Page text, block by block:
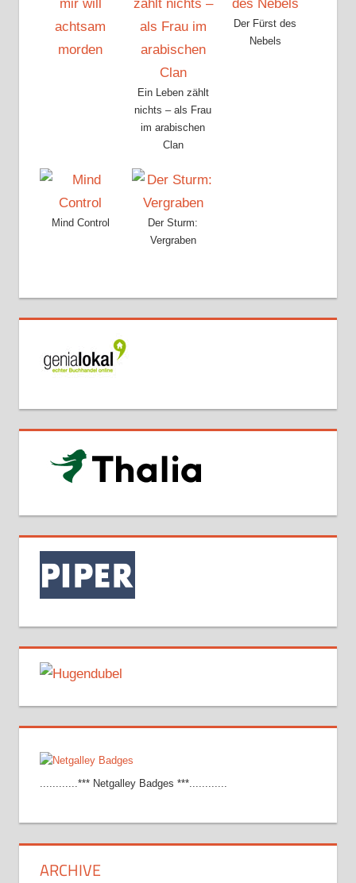
Ein Leben zählt
nichts – als Frau
im arabischen
Clan
Der Fürst des
Nebels
Mind Control
Der Sturm:
Vergraben
............*** Netgalley Badges ***............
ARCHIVE